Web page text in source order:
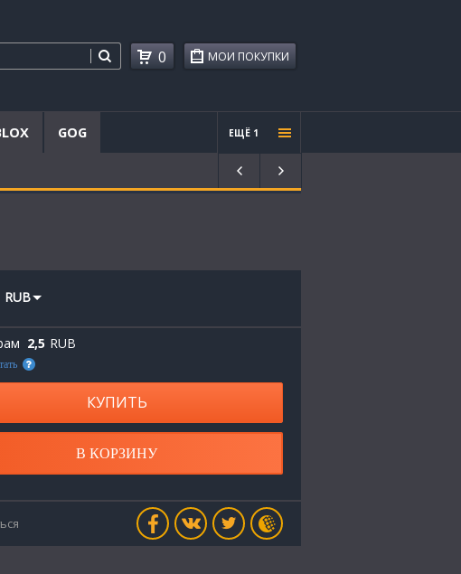
МОИ ПОКУПКИ
0
GOG ЕЩЁ 1
Проче
е
RUB
2,5 RUB
КУПИТЬ
В КОРЗИНУ